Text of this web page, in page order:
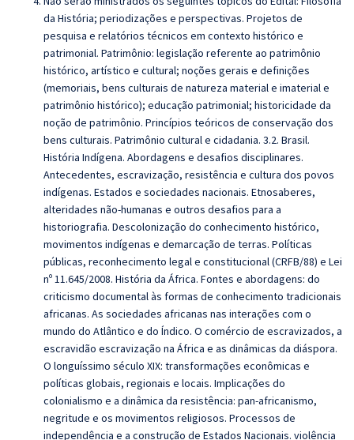
da História; periodizações e perspectivas. Projetos de
pesquisa e relatórios técnicos em contexto histórico e
patrimonial. Patrimônio: legislação referente ao patrimônio
histórico, artístico e cultural; noções gerais e definições
(memoriais, bens culturais de natureza material e imaterial e
patrimônio histórico); educação patrimonial; historicidade da
noção de patrimônio. Princípios teóricos de conservação dos
bens culturais. Patrimônio cultural e cidadania. 3.2. Brasil.
História Indígena. Abordagens e desafios disciplinares.
Antecedentes, escravização, resistência e cultura dos povos
indígenas. Estados e sociedades nacionais. Etnosaberes,
alteridades não-humanas e outros desafios para a
historiografia. Descolonização do conhecimento histórico,
movimentos indígenas e demarcação de terras. Políticas
públicas, reconhecimento legal e constitucional (CRFB/88) e Lei
nº 11.645/2008. História da África. Fontes e abordagens: do
criticismo documental às formas de conhecimento tradicionais
africanas. As sociedades africanas nas interações com o
mundo do Atlântico e do Índico. O comércio de escravizados, a
escravidão escravização na África e as dinâmicas da diáspora.
O longuíssimo século XIX: transformações econômicas e
políticas globais, regionais e locais. Implicações do
colonialismo e a dinâmica da resistência: pan-africanismo,
negritude e os movimentos religiosos. Processos de
independência e a construção de Estados Nacionais. violência